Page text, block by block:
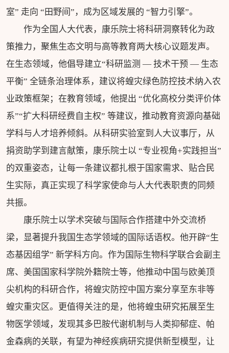
室” 走向 “田野间”，成为区域发展的 “智力引擎”。
作为全国人大代表，康乐院士将科研洞察转化为政
策推力，聚焦生态文明与高等教育两大核心议题发声。
在生态领域，他倡导建立“科研监测 — 技术干预 — 生态
平衡” 全链条治理体系，建议将蝗灾绿色防控技术纳入农
业政策框架；在教育领域，他提出 “优化高校分类评价体
系”“扩大科研经费自主权” 等建议，推动教育资源向基础
学科与人才培养倾斜。从科研实验室到人大议事厅，从
捐资助学到建言献策，康乐院士以 “专业视角+实践担当”
的双重姿态，让每一条建议都扎根于国家需求、贴合民
生实际，真正实现了科学家使命与人大代表职责的同频
共振。
康乐院士以学术突破与国际合作搭建中外交流桥
梁，显著提升我国生态学领域的国际话语权。他开辟“生
态基因组学” 新学科方向。作为国际生物科学联合会副主
席、美国国家科学院外籍院士等，他推动中国与欧美顶
尖机构的科研合作，将蝗灾防控中国方案分享至东非等
蝗灾重灾区。更值得关注的是，他将蝗虫研究拓展至生
物医学领域，发现其多巴胺代谢机制与人类抑郁症、帕
金森病的关联，有望为神经疾病研究提供新型模型，让